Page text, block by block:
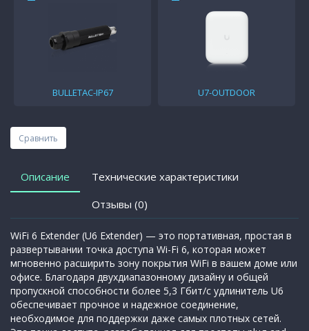
BULLETAC-IP67
PoE+
U7-OUTDOOR
Сравнить
Описание
Технические характеристики
Отзывы (0)
WiFi 6 Extender (U6 Extender) — это портативная, простая в
развертывании точка доступа Wi-Fi 6, которая может
мгновенно расширить зону покрытия WiFi в вашем доме или
офисе. Благодаря двухдиапазонному дизайну и общей
пропускной способности более 5,3 Гбит/с удлинитель U6
обеспечивает прочное и надежное соединение,
необходимое для поддержки даже самых плотных сетей.